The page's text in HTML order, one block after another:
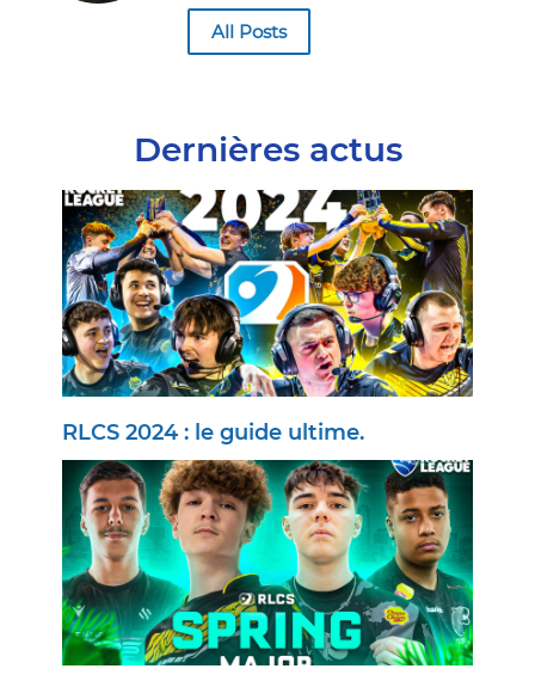
All Posts
Dernières actus
RLCS 2024 : le guide ultime.